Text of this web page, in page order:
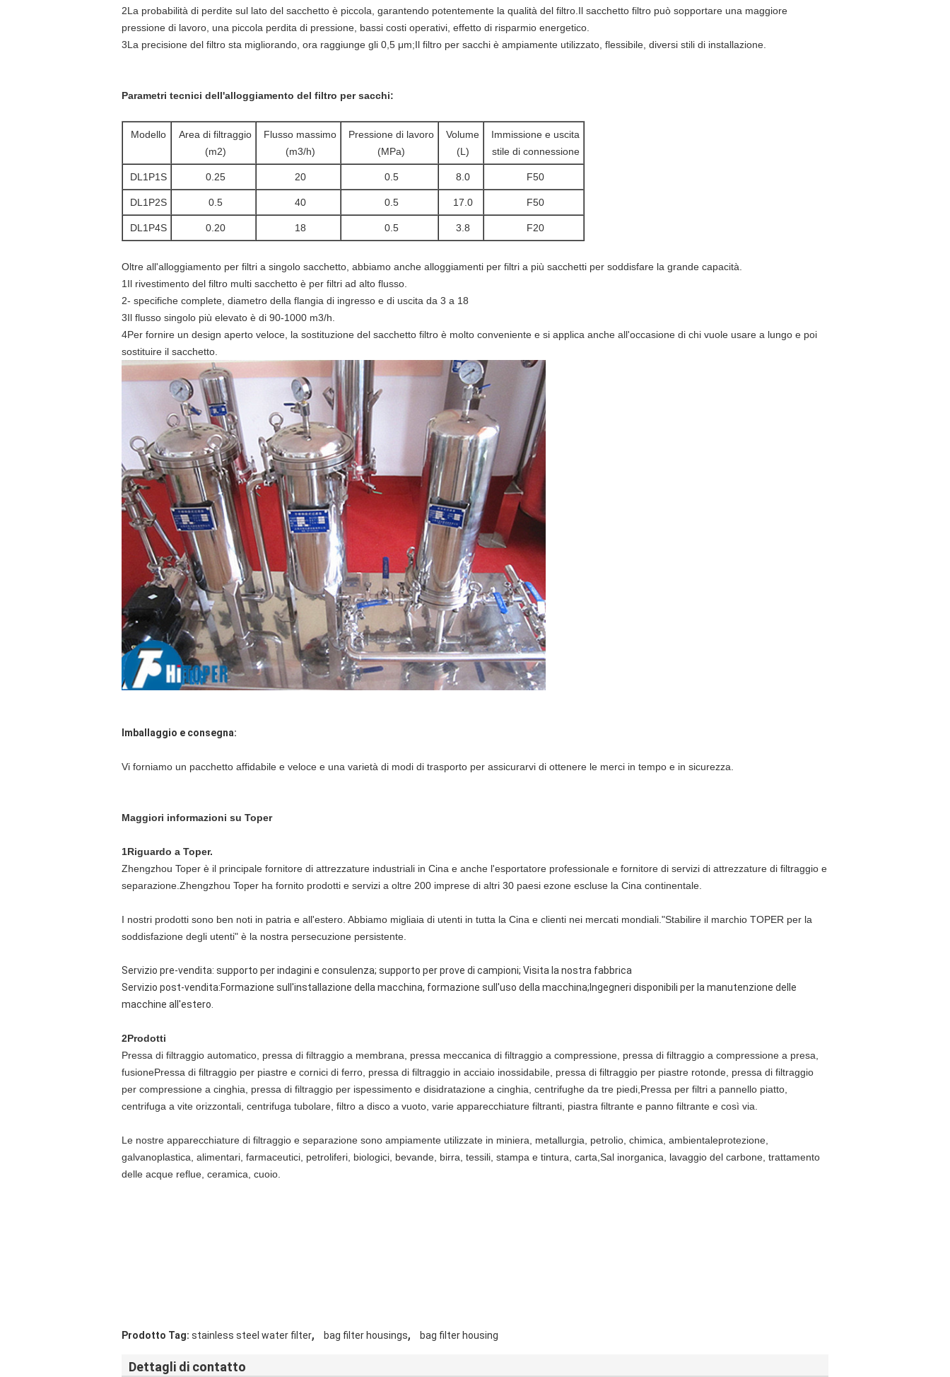
2La probabilità di perdite sul lato del sacchetto è piccola, garantendo potentemente la qualità del filtro. Il sacchetto filtro può sopportare una maggiore
pressione di lavoro, una piccola perdita di pressione, bassi costi operativi, effetto di risparmio energetico.
3La precisione del filtro sta migliorando, ora raggiunge gli 0,5 μm;Il filtro per sacchi è ampiamente utilizzato, flessibile, diversi stili di installazione.
Parametri tecnici dell'alloggiamento del filtro per sacchi:
Modello
Area di filtraggio
(m2)
Flusso massimo
(m3/h)
Pressione di lavoro
(MPa)
Volume
(L)
Immissione e uscita
stile di connessione
DL1P1S 0.25 20 0.5 8.0 F50
DL1P2S 0.5 40 0.5 17.0 F50
DL1P4S 0.20 18 0.5 3.8 F20
Oltre all'alloggiamento per filtri a singolo sacchetto, abbiamo anche alloggiamenti per filtri a più sacchetti per soddisfare la grande capacità.
1Il rivestimento del filtro multi sacchetto è per filtri ad alto flusso.
2- specifiche complete, diametro della flangia di ingresso e di uscita da 3 a 18
3Il flusso singolo più elevato è di 90-1000 m3/h.
4Per fornire un design aperto veloce, la sostituzione del sacchetto filtro è molto conveniente e si applica anche all'occasione di chi vuole usare a lungo e poi
sostituire il sacchetto.
Imballaggio e consegna:
Vi forniamo un pacchetto affidabile e veloce e una varietà di modi di trasporto per assicurarvi di ottenere le merci in tempo e in sicurezza.
Maggiori informazioni su Toper
1Riguardo a Toper.
Zhengzhou Toper è il principale fornitore di attrezzature industriali in Cina e anche l'esportatore professionale e fornitore di servizi di attrezzature di filtraggio e
separazione.Zhengzhou Toper ha fornito prodotti e servizi a oltre 200 imprese di altri 30 paesi ezone escluse la Cina continentale.
I nostri prodotti sono ben noti in patria e all'estero. Abbiamo migliaia di utenti in tutta la Cina e clienti nei mercati mondiali."Stabilire il marchio TOPER per la
soddisfazione degli utenti" è la nostra persecuzione persistente.
Servizio pre-vendita: supporto per indagini e consulenza; supporto per prove di campioni; Visita la nostra fabbrica
Servizio post-vendita:Formazione sull'installazione della macchina, formazione sull'uso della macchina;Ingegneri disponibili per la manutenzione delle
macchine all'estero.
2Prodotti
Pressa di filtraggio automatico, pressa di filtraggio a membrana, pressa meccanica di filtraggio a compressione, pressa di filtraggio a compressione a presa,
fusionePressa di filtraggio per piastre e cornici di ferro, pressa di filtraggio in acciaio inossidabile, pressa di filtraggio per piastre rotonde, pressa di filtraggio
per compressione a cinghia, pressa di filtraggio per ispessimento e disidratazione a cinghia, centrifughe da tre piedi,Pressa per filtri a pannello piatto,
centrifuga a vite orizzontali, centrifuga tubolare, filtro a disco a vuoto, varie apparecchiature filtranti, piastra filtrante e panno filtrante e così via.
Le nostre apparecchiature di filtraggio e separazione sono ampiamente utilizzate in miniera, metallurgia, petrolio, chimica, ambientaleprotezione,
galvanoplastica, alimentari, farmaceutici, petroliferi, biologici, bevande, birra, tessili, stampa e tintura, carta, Sal inorganica, lavaggio del carbone, trattamento
delle acque reflue, ceramica, cuoio.
Prodotto Tag: stainless steel water filter, bag filter housings, bag filter housing
Dettagli di contatto